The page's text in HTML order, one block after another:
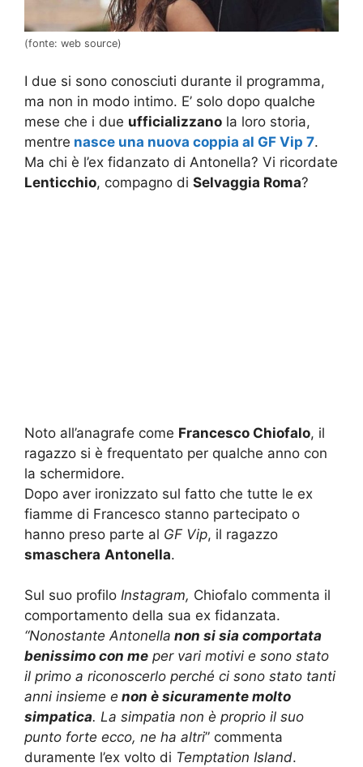
(fonte: web source)
I due si sono conosciuti durante il programma,
ma non in modo intimo. E’ solo dopo qualche
mese che i due ufficializzano la loro storia,
mentre nasce una nuova coppia al GF Vip 7.
Ma chi è l’ex fidanzato di Antonella? Vi ricordate
Lenticchio, compagno di Selvaggia Roma?
Noto all’anagrafe come Francesco Chiofalo, il
ragazzo si è frequentato per qualche anno con
la schermidore.
Dopo aver ironizzato sul fatto che tutte le ex
fiamme di Francesco stanno partecipato o
hanno preso parte al GF Vip, il ragazzo
smaschera Antonella.
Sul suo profilo Instagram, Chiofalo commenta il
comportamento della sua ex fidanzata.
“Nonostante Antonella non si sia comportata
benissimo con me per vari motivi e sono stato
il primo a riconoscerlo perché ci sono stato tanti
anni insieme e non è sicuramente molto
simpatica. La simpatia non è proprio il suo
punto forte ecco, ne ha altri” commenta
duramente l’ex volto di Temptation Island.